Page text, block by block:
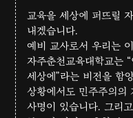
교육을 세상에 퍼뜨릴
내겠습니다.
예비 교사로서 우리는
자주춘천교육대학교는
세상에”라는 비전을 함
상황에서도 민주주의의
사명이 있습니다. 그리